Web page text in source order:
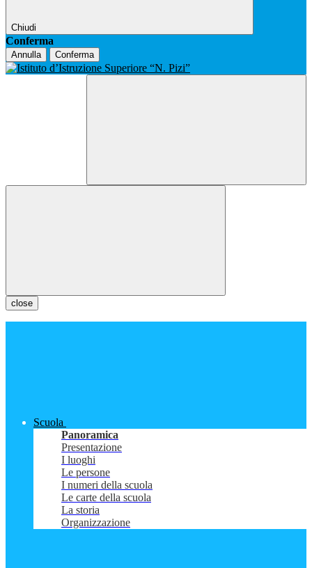
Chiudi
Conferma
Annulla Conferma
close
Scuola
Panoramica
Presentazione
I luoghi
Le persone
I numeri della scuola
Le carte della scuola
La storia
Organizzazione